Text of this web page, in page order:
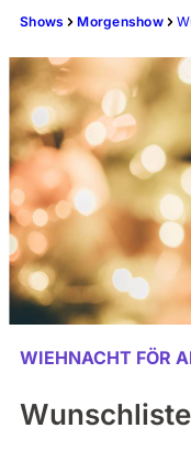
Shows Morgenshow
WIEHNACHT FÖR
Wunschliste